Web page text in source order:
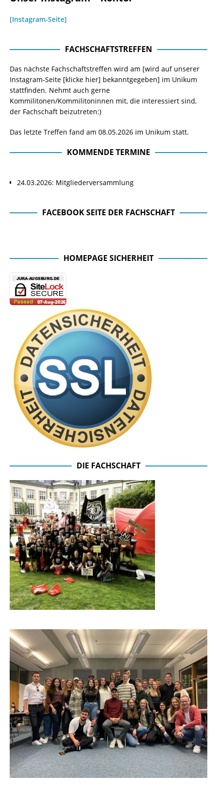
[Instagram-Seite]
FACHSCHAFTSTREFFEN
Das nächste Fachschaftstreffen wird am [wird auf unserer
Instagram-Seite [klicke hier] bekanntgegeben] im Unikum
stattfinden. Nehmt auch gerne
Kommilitonen/Kommilitoninnen mit, die interessiert sind,
der Fachschaft beizutreten:)
Das letzte Treffen fand am 08.05.2026 im Unikum statt.
KOMMENDE TERMINE
24.03.2026: Mitgliederversammlung
FACEBOOK SEITE DER FACHSCHAFT
HOMEPAGE SICHERHEIT
DIE FACHSCHAFT